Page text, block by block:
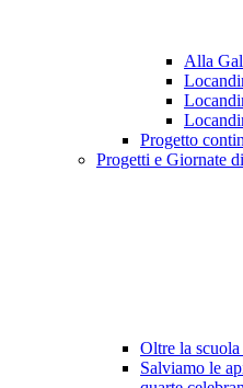
Alla
Progetto
Progetti e Giornate
Oltre la
Salviamo le